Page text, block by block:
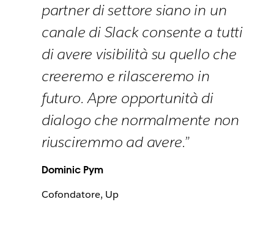
partner di settore siano in un
canale di Slack consente a tutti
di avere visibilità su quello che
creeremo e rilasceremo in
futuro. Apre opportunità di
dialogo che normalmente non
riusciremmo ad avere.”
Dominic Pym
Cofondatore, Up